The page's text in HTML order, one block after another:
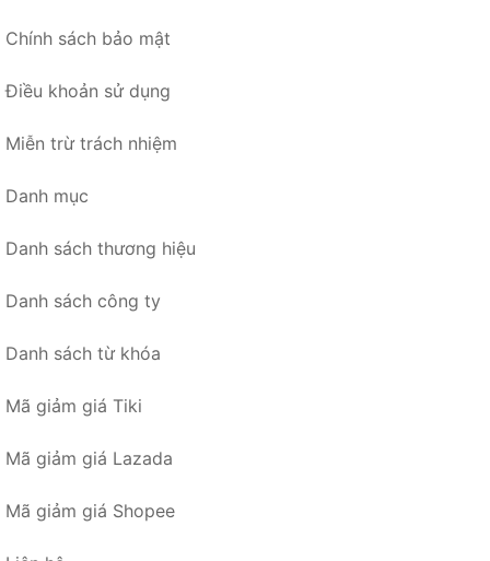
Chính sách bảo mật
Điều khoản sử dụng
Miễn trừ trách nhiệm
Danh mục
Danh sách thương hiệu
Danh sách công ty
Danh sách từ khóa
Mã giảm giá Tiki
Mã giảm giá Lazada
Mã giảm giá Shopee